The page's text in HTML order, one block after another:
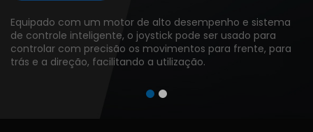
Equipado com um motor de alto desempenho e sistema
de controle inteligente, o joystick pode ser usado para
controlar com precisão os movimentos para frente, para
trás e a direção, facilitando a utilização.